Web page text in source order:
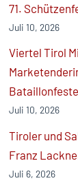
71.
Juli 10, 2026
Viertel Tirol
Juli 10, 2026
Tiroler und
Franz
Juli 6, 2026